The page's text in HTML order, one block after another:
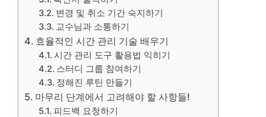
변경 및 취소 기간 숙지하기
교수님과 소통하기
효율적인 시간 관리 기술 배우기
시간 관리 도구 활용법 익히기
스터디 그룹 참여하기
정해진 루틴 만들기
마무리 단계에서 고려해야 할 사항들!
피드백 요청하기